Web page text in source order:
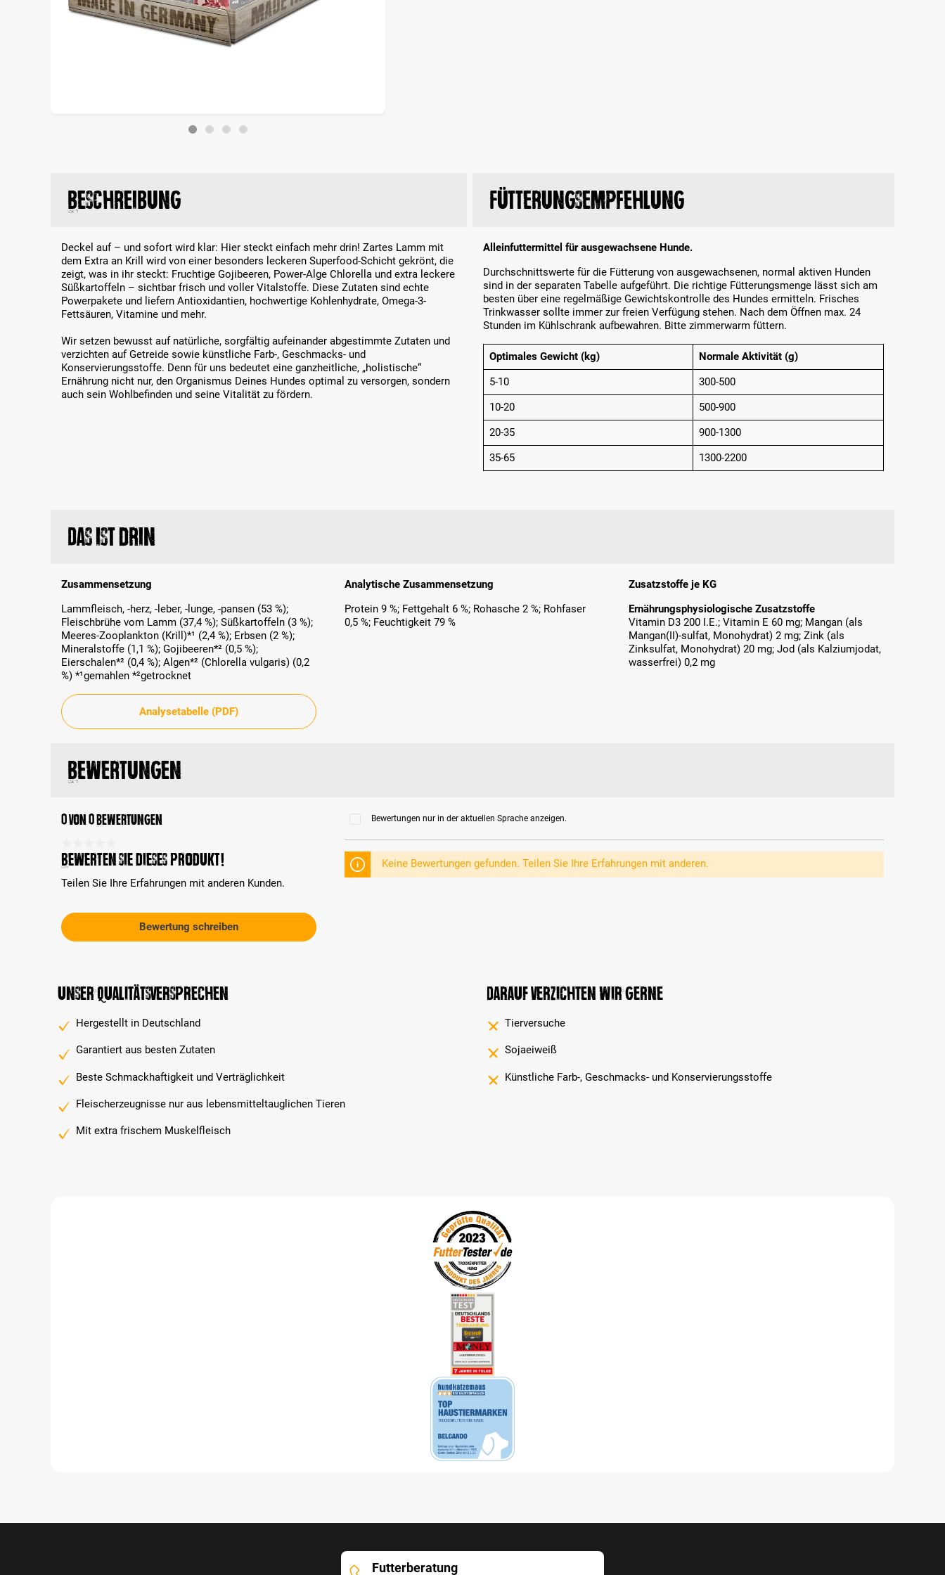
Beschreibung
Deckel auf – und sofort wird klar: Hier steckt einfach mehr drin! Zartes Lamm mit
dem Extra an Krill wird von einer besonders leckeren Superfood-Schicht gekrönt, die
zeigt, was in ihr steckt: Fruchtige Gojibeeren, Power-Alge Chlorella und extra leckere
Süßkartoffeln – sichtbar frisch und voller Vitalstoffe. Diese Zutaten sind echte
Powerpakete und liefern Antioxidantien, hochwertige Kohlenhydrate, Omega-3-
Fettsäuren, Vitamine und mehr.
Wir setzen bewusst auf natürliche, sorgfältig aufeinander abgestimmte Zutaten und
verzichten auf Getreide sowie künstliche Farb-, Geschmacks- und
Konservierungsstoffe. Denn für uns bedeutet eine ganzheitliche, „holistische“
Ernährung nicht nur, den Organismus Deines Hundes optimal zu versorgen, sondern
auch sein Wohlbefinden und seine Vitalität zu fördern.
Fütterungsempfehlung
Alleinfuttermittel für ausgewachsene Hunde.
Durchschnittswerte für die Fütterung von ausgewachsenen, normal aktiven Hunden
sind in der separaten Tabelle aufgeführt. Die richtige Fütterungsmenge lässt sich am
besten über eine regelmäßige Gewichtskontrolle des Hundes ermitteln. Frisches
Trinkwasser sollte immer zur freien Verfügung stehen. Nach dem Öffnen max. 24
Stunden im Kühlschrank aufbewahren. Bitte zimmerwarm füttern.
Optimales Gewicht (kg)
Normale Aktivität (g)
5-10
300-500
10-20
500-900
20-35
900-1300
35-65
1300-2200
Das ist drin
Zusammensetzung
Lammfleisch, -herz, -leber, -lunge, -pansen (53 %);
Fleischbrühe vom Lamm (37,4 %); Süßkartoffeln (3 %);
Meeres-Zooplankton (Krill)*¹ (2,4 %); Erbsen (2 %);
Mineralstoffe (1,1 %); Gojibeeren*² (0,5 %);
Eierschalen*² (0,4 %); Algen*² (Chlorella vulgaris) (0,2
%) *¹gemahlen *²getrocknet
Analytische Zusammensetzung
Protein 9 %; Fettgehalt 6 %; Rohasche 2 %; Rohfaser
0,5 %; Feuchtigkeit 79 %
Zusatzstoffe je KG
Ernährungsphysiologische Zusatzstoffe
Vitamin D3 200 I.E.; Vitamin E 60 mg; Mangan (als
Mangan(II)-sulfat, Monohydrat) 2 mg; Zink (als
Zinksulfat, Monohydrat) 20 mg; Jod (als Kalziumjodat,
wasserfrei) 0,2 mg
Analysetabelle (PDF)
Bewertungen
0 von 0 Bewertungen
Durchschnittliche Bewertung 0 von 5 Sternen
Bewerten Sie dieses Produkt!
Teilen Sie Ihre Erfahrungen mit anderen Kunden.
Bewertung schreiben
Bewertungen nur in der aktuellen Sprache anzeigen.
Keine Bewertungen gefunden. Teilen Sie Ihre Erfahrungen mit anderen.
Unser Qualitätsversprechen
Hergestellt in Deutschland
Garantiert aus besten Zutaten
Beste Schmackhaftigkeit und Verträglichkeit
Fleischerzeugnisse nur aus lebensmitteltauglichen Tieren
Mit extra frischem Muskelfleisch
Darauf verzichten wir gerne
Tierversuche
Sojaeiweiß
Künstliche Farb-, Geschmacks- und Konservierungsstoffe
Futterberatung